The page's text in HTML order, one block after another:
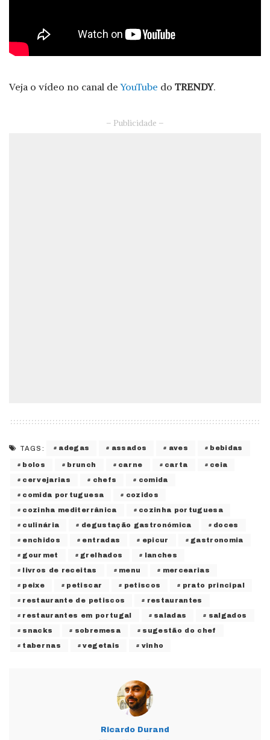
Veja o vídeo no canal deYouTube do TRENDY.
– Publicidade –
TAGS: adegas assados aves bebidas
bolos brunch carne carta ceia
cervejarias chefs comida
comida portuguesa cozidos
cozinha mediterrânica cozinha portuguesa
culinária degustação gastronómica doces
enchidos entradas epicur gastronomia
gourmet grelhados lanches
livros de receitas menu mercearias
peixe petiscar petiscos prato principal
restaurante de petiscos restaurantes
restaurantes em portugal saladas salgados
snacks sobremesa sugestão do chef
tabernas vegetais vinho
Ricardo Durand